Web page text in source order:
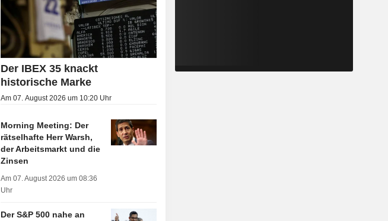
Der IBEX 35 knackt
historische Marke
Am 07. August 2026 um 10:20 Uhr
Morning Meeting: Der
rätselhafte Herr Warsh,
der Arbeitsmarkt und die
Zinsen
Am 07. August 2026 um 08:36
Uhr
Der S&P 500 nahe an